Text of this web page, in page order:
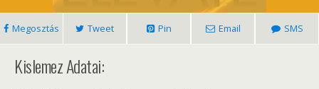
Megosztás Tweet Pin Email SMS
Kislemez Adatai: